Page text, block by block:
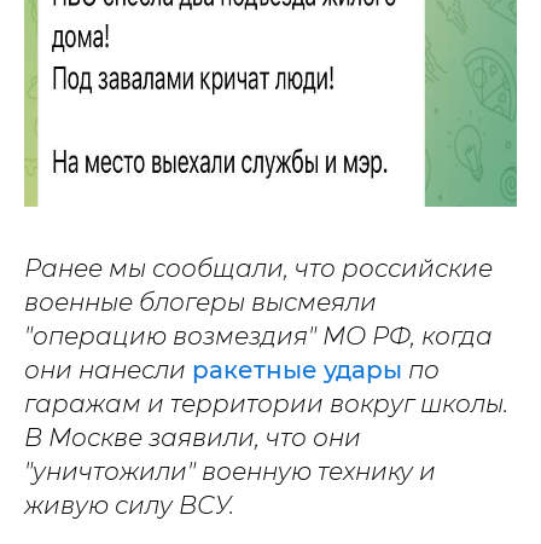
Ранее мы сообщали, что российские
военные блогеры высмеяли
"операцию возмездия" МО РФ, когда
они нанесли ракетные удары по
гаражам и территории вокруг школы.
В Москве заявили, что они
"уничтожили" военную технику и
живую силу ВСУ.